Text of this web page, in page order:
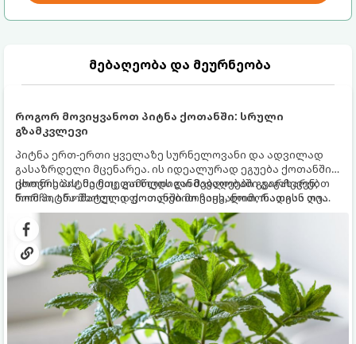
მებაღეობა და მეურნეობა
როგორ მოვიყვანოთ პიტნა ქოთანში: სრული
გზამკვლევი
პიტნა ერთ-ერთი ყველაზე სურნელოვანი და ადვილად
გასაზრდელი მცენარეა. ის იდეალურად ეგუება ქოთანში
ცხოვრებას, მეტიც, გამოცდილი მებაღეები გვირჩევენ,
რომ პიტნა მხოლოდ ქოთანში მოვიყვანოთ, რადგან ღია
გრუნტში (ბაღში) დარგვისას ის ფესვებით ძალიან
სწრაფად ვრცელდება და სხვა მცენარეებს ავიწროებს.
ქოთნის პიტნა მთელი წლის განმავლობაში გაგახარებთ
ნორჩი, არომატული ფოთლებით ჩაის, ლიმონათისა თუ
კერძებისთვის.